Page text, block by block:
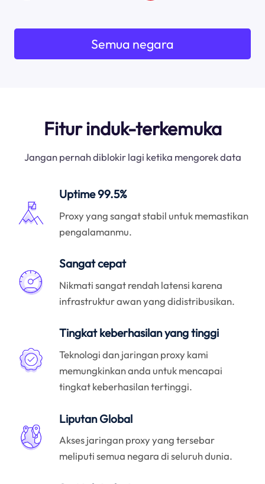
Semua negara
Fitur induk-terkemuka
Jangan pernah diblokir lagi ketika mengorek data
Uptime 99.5%
Proxy yang sangat stabil untuk memastikan
pengalamanmu.
Sangat cepat
Nikmati sangat rendah latensi karena
infrastruktur awan yang didistribusikan.
Tingkat keberhasilan yang tinggi
Teknologi dan jaringan proxy kami
memungkinkan anda untuk mencapai
tingkat keberhasilan tertinggi.
Liputan Global
Akses jaringan proxy yang tersebar
meliputi semua negara di seluruh dunia.